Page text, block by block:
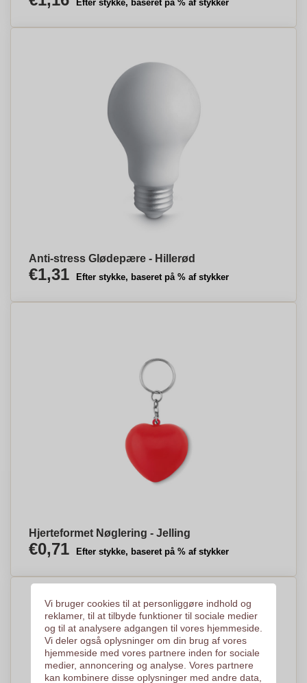
Efter stykke, baseret på % af stykker
Anti-stress Glødepære - Hillerød
€1,31 Efter stykke, baseret på % af stykker
Hjerteformet Nøglering - Jelling
€0,71 Efter stykke, baseret på % af stykker
Vi bruger cookies til at personliggøre indhold og
reklamer, til at tilbyde funktioner til sociale medier
og til at analysere adgangen til vores hjemmeside.
Vi deler også oplysninger om din brug af vores
hjemmeside med vores partnere inden for sociale
medier, annoncering og analyse. Vores partnere
kan kombinere disse oplysninger med andre data,